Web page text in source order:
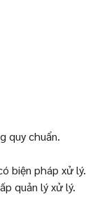
quy chuẩn.
biện pháp xử lý.
quản lý xử lý.